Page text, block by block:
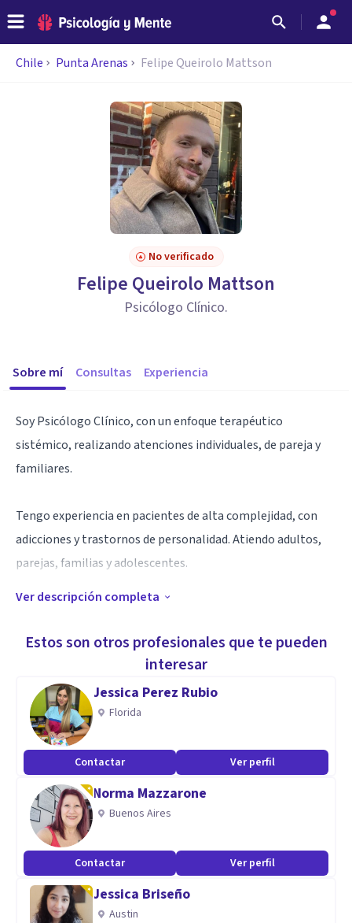
Chile Punta Arenas Felipe Queirolo Mattson
No verificado
Felipe Queirolo Mattson
Psicólogo Clínico.
Sobre mí Consultas Experiencia
Soy Psicólogo Clínico, con un enfoque terapéutico
sistémico, realizando atenciones individuales, de pareja y
familiares.
Tengo experiencia en pacientes de alta complejidad, con
adicciones y trastornos de personalidad. Atiendo adultos,
parejas, familias y adolescentes.
la ciudad de Punta Arenas, Chile) y online para el resto del
Ver descripción completa
Estos son otros profesionales que te pueden
interesar
Jessica Perez Rubio
Florida
Contactar Ver perfil
Norma Mazzarone
Buenos Aires
Contactar Ver perfil
Jessica Briseño
Austin